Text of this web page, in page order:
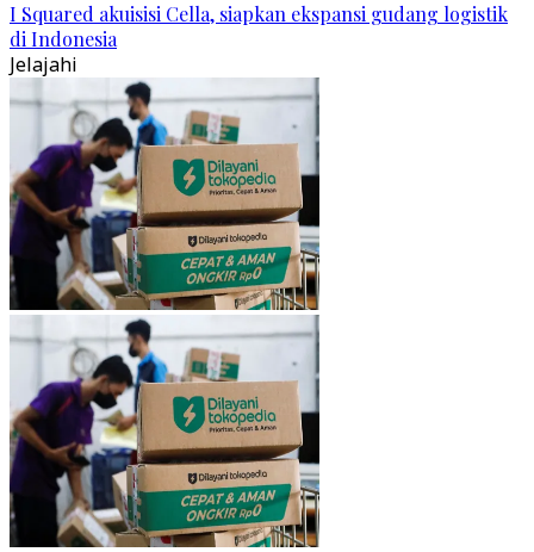
I Squared akuisisi Cella, siapkan ekspansi gudang logistik
di Indonesia
Jelajahi